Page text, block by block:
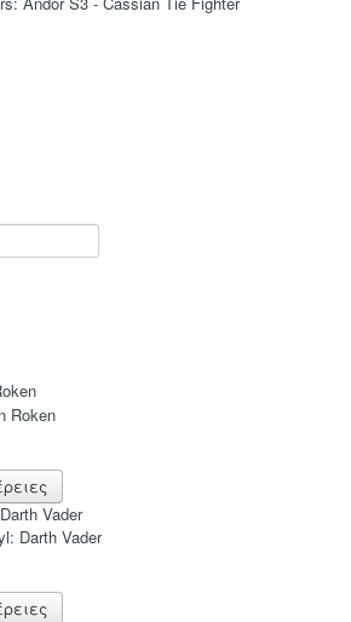
Vader